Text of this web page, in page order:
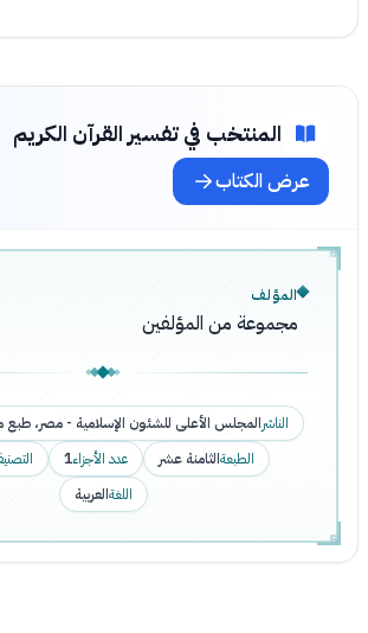
المنتخب في تفسير القرآن الكريم
عرض الكتاب
المؤلف
مجموعة من المؤلفين
الناشرالمجلس الأعلى للشئون الإسلامية - مصر، طبع
الطبعةالثامنة عشر عدد الأجزاء1
اللغةالعربية